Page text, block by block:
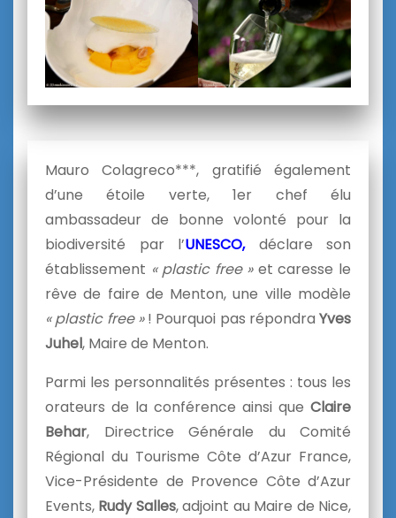
Mauro Colagreco***, gratifié également
d’une étoile verte, 1er chef élu
ambassadeur de bonne volonté pour la
biodiversité par l’UNESCO,déclare son
établissement « plastic free »et caresse le
rêve de faire de Menton, une ville modèle
« plastic free »! Pourquoi pas répondra Yves
Juhel, Maire de Menton.
Parmi les personnalités présentes : tous les
orateurs de la conférence ainsi que Claire
Behar, Directrice Générale du Comité
Régional du Tourisme Côte d’Azur France,
Vice-Présidente de Provence Côte d’Azur
Events, Rudy Salles, adjoint au Maire de Nice,